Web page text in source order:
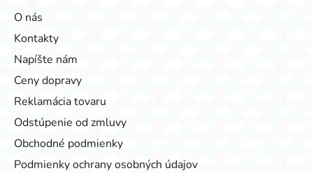
O nás
Kontakty
Napíšte nám
Ceny dopravy
Reklamácia tovaru
Odstúpenie od zmluvy
Obchodné podmienky
Podmienky ochrany osobných údajov